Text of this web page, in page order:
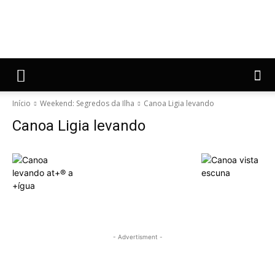
Início Weekend: Segredos da Ilha Canoa Ligia levando
Canoa Ligia levando
- Advertisment -